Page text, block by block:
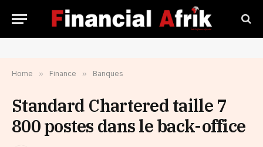
Home » Finance » Banques
Standard Chartered taille 7
800 postes dans le back-office